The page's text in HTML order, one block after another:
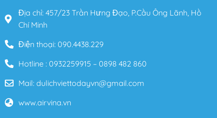
Địa chỉ: 457/23 Trần Hưng Đạo, P.Cầu Ông Lãnh, Hồ
Chí Minh
Điện thoại: 090.4438.229
Hotline : 0932259915 – 0898 482 860
Mail: dulichviettodayvn@gmail.com
www.airvina.vn